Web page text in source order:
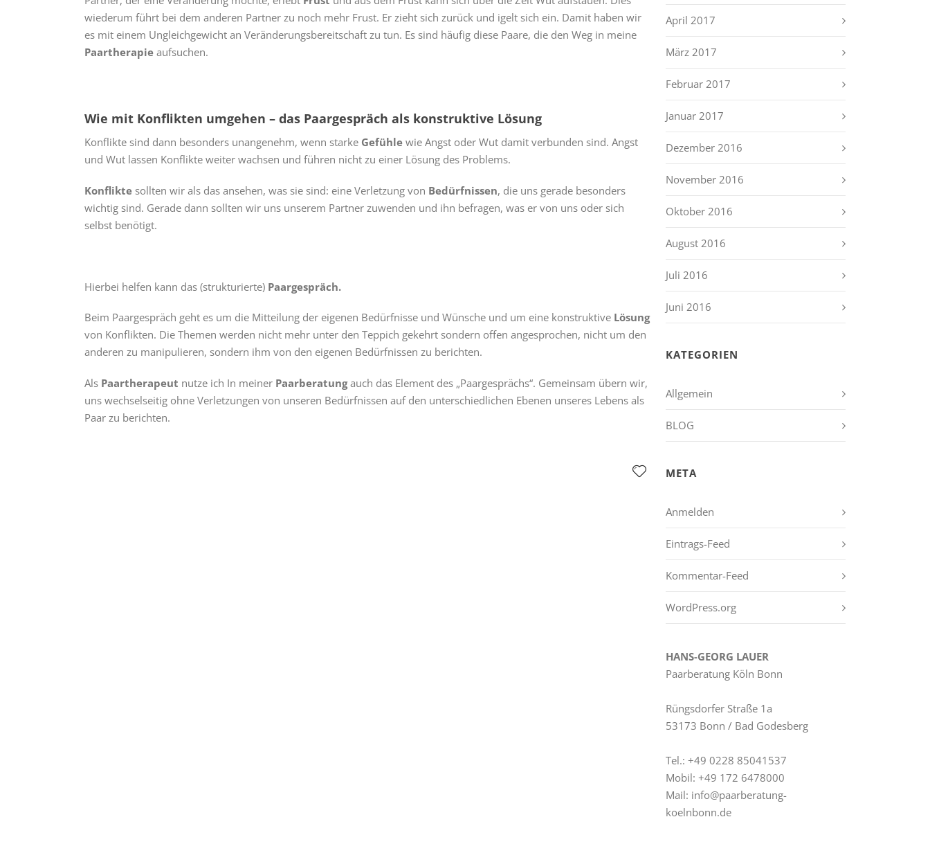
wiederum führt bei dem anderen Partner zu noch mehr Frust. Er zieht sich zurück und igelt sich ein. Damit haben wir
es mit einem Ungleichgewicht an Veränderungsbereitschaft zu tun. Es sind häufig diese Paare, die den Weg in meine
Paartherapie aufsuchen.
Wie mit Konflikten umgehen – das Paargespräch als konstruktive Lösung
Konflikte sind dann besonders unangenehm, wenn starke Gefühle wie Angst oder Wut damit verbunden sind. Angst
und Wut lassen Konflikte weiter wachsen und führen nicht zu einer Lösung des Problems.
Konflikte sollten wir als das ansehen, was sie sind: eine Verletzung von Bedürfnissen, die uns gerade besonders
wichtig sind. Gerade dann sollten wir uns unserem Partner zuwenden und ihn befragen, was er von uns oder sich
selbst benötigt.
Hierbei helfen kann das (strukturierte) Paargespräch.
Beim Paargespräch geht es um die Mitteilung der eigenen Bedürfnisse und Wünsche und um eine konstruktive Lösung
von Konflikten. Die Themen werden nicht mehr unter den Teppich gekehrt sondern offen angesprochen, nicht um den
anderen zu manipulieren, sondern ihm von den eigenen Bedürfnissen zu berichten.
Als Paartherapeut nutze ich In meiner Paarberatungauch das Element des „Paargesprächs“. Gemeinsam übern wir,
uns wechselseitig ohne Verletzungen von unseren Bedürfnissen auf den unterschiedlichen Ebenen unseres Lebens als
Paar zu berichten.
April 2017
März 2017
Februar 2017
Januar 2017
Dezember 2016
November 2016
Oktober 2016
August 2016
Juli 2016
Juni 2016
KATEGORIEN
Allgemein
BLOG
META
Anmelden
Eintrags-Feed
Kommentar-Feed
WordPress.org
HANS-GEORG LAUER
Paarberatung Köln Bonn
Rüngs­dor­fer Straße 1a
53173 Bonn / Bad Godesberg
Tel.: +49 0228 85041537
Mobil: +49 172 6478000
Mail: info@paarberatung-
koelnbonn.de